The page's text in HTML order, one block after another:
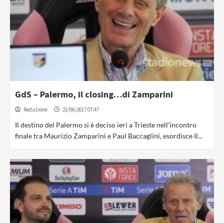
GdS – Palermo, il closing…di Zamparini
Redazione 21/06/2017 07:47
Il destino del Palermo si è deciso ieri a Trieste nell'incontro
finale tra Maurizio Zamparini e Paul Baccaglini, esordisce Il...